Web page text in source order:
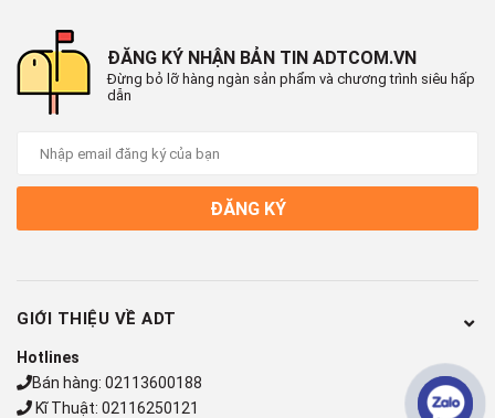
ĐĂNG KÝ NHẬN BẢN TIN ADTCOM.VN
Đừng bỏ lỡ hàng ngàn sản phẩm và chương trình siêu hấp
dẫn
ĐĂNG KÝ
GIỚI THIỆU VỀ ADT
Hotlines
Bán hàng: 02113600188
Kĩ Thuật: 02116250121